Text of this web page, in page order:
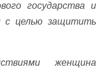
государства и
с целью защитить
женщина